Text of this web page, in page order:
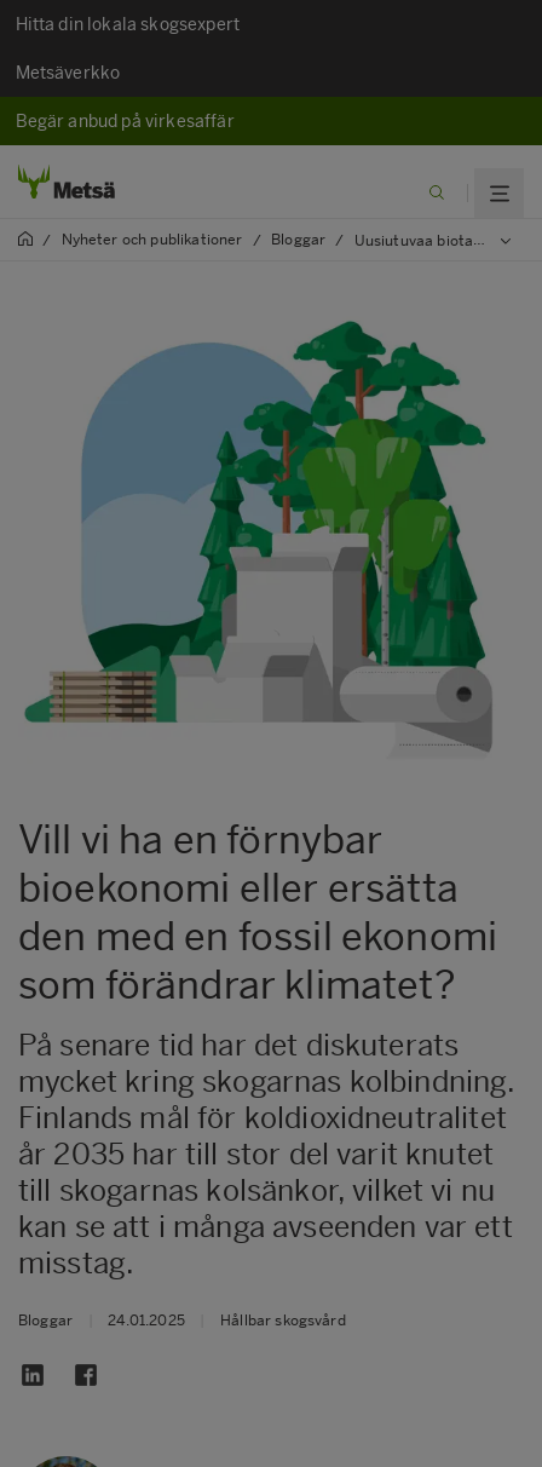
Hitta din lokala skogsexpert
Metsäverkko
Begär anbud på virkesaffär
/ Nyheter och publikationer / Bloggar / Uusiutuvaa biotaloutta vai saastuttavaa fossiilitaloutta?
Vill vi ha en förnybar
bioekonomi eller ersätta
den med en fossil ekonomi
som förändrar klimatet?
På senare tid har det diskuterats
mycket kring skogarnas kolbindning.
Finlands mål för koldioxidneutralitet
år 2035 har till stor del varit knutet
till skogarnas kolsänkor, vilket vi nu
kan se att i många avseenden var ett
misstag.
Bloggar 24.01.2025 Hållbar skogsvård